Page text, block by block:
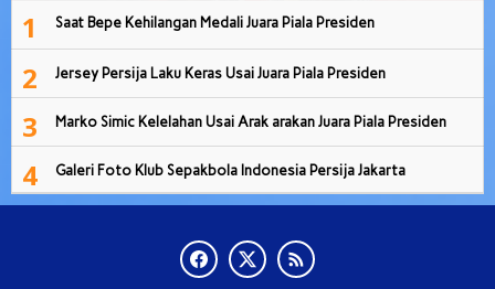
1 Saat Bepe Kehilangan Medali Juara Piala Presiden
2 Jersey Persija Laku Keras Usai Juara Piala Presiden
3 Marko Simic Kelelahan Usai Arak arakan Juara Piala Presiden
4 Galeri Foto Klub Sepakbola Indonesia Persija Jakarta